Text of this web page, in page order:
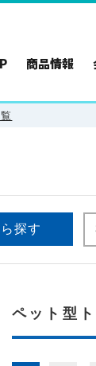
商品情報
探す
ペット型